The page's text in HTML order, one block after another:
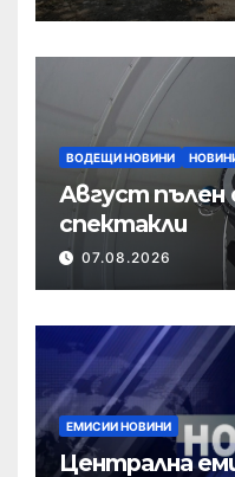
ВОДЕЩИ НОВИНИ
Август пълен
спектакли
07.08.2026
ЕМИСИИ НОВИНИ
Централна